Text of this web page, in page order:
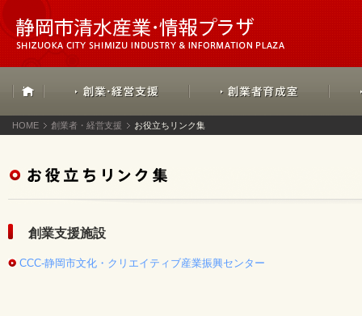
HOME 創業者・経営支援 お役立ちリンク集
創業支援施設
CCC-静岡市文化・クリエイティブ産業振興センター